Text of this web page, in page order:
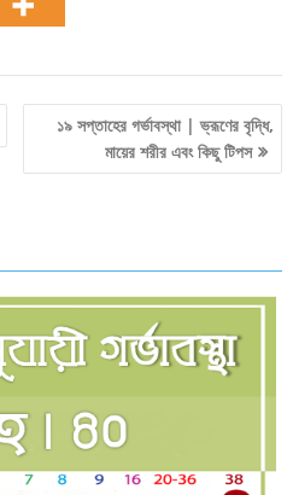
১৯ সপ্তাহের গর্ভাবস্থা | ভ্রূণের বৃদ্ধি,
মায়ের শরীর এবং কিছু টিপস